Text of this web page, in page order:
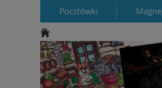
Pocztówki